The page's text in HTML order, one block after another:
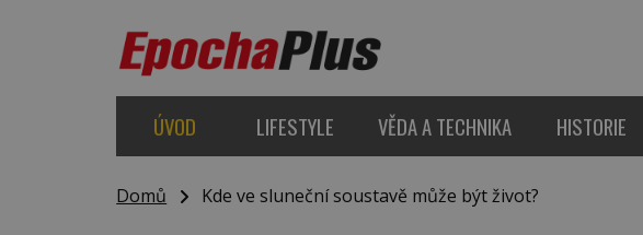
ÚVOD LIFESTYLE VĚDA A TECHNIKA HISTORIE
Domů Kde ve sluneční soustavě může být život?